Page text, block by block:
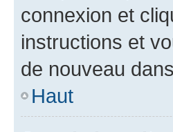
connexion et
instructions et
de nouveau
Haut